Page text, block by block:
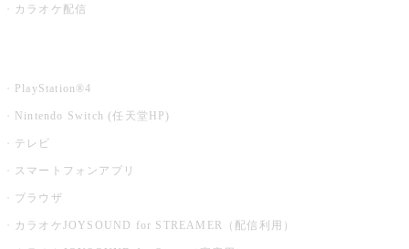
カラオケ配信
PlayStation®4
Nintendo Switch (任天堂HP)
テレビ
スマートフォンアプリ
ブラウザ
カラオケJOYSOUND for STREAMER（配信利用）